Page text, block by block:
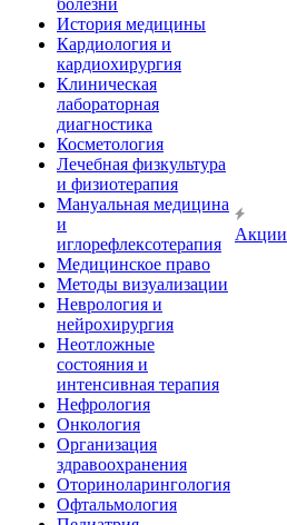
болезни
История медицины
Кардиология и
кардиохирургия
Клиническая
лабораторная
диагностика
Косметология
Лечебная физкультура
и физиотерапия
Мануальная медицина
и
иглорефлексотерапия
Медицинское право
Методы визуализации
Неврология и
нейрохирургия
Неотложные
состояния и
интенсивная терапия
Нефрология
Онкология
Организация
здравоохранения
Оториноларингология
Офтальмология
Акции